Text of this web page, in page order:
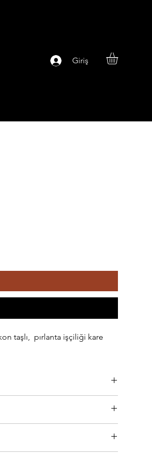
Giriş
taşlı, pırlanta işçiliği kare
rengini kaybetmez.
bakım yapılabilir.
E-postadaki "Teslimatı Takip